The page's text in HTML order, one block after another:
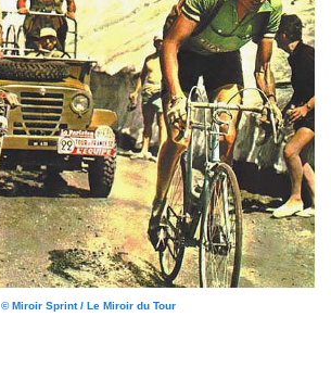
© Miroir Sprint / Le Miroir du Tour